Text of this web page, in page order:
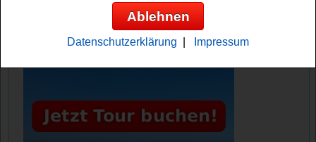
Ablehnen
Datenschutzerklärung Impressum